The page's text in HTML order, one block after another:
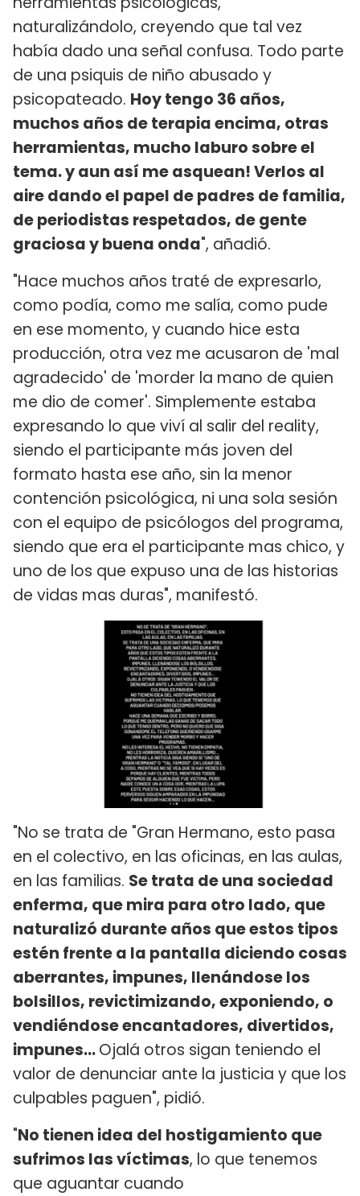
naturalizándolo, creyendo que tal vez
había dado una señal confusa. Todo parte
de una psiquis de niño abusado y
psicopateado. Hoy tengo 36 años,
muchos años de terapia encima, otras
herramientas, mucho laburo sobre el
tema. y aun así me asquean! Verlos al
aire dando el papel de padres de familia,
de periodistas respetados, de gente
graciosa y buena onda", añadió.
"Hace muchos años traté de expresarlo,
como podía, como me salía, como pude
en ese momento, y cuando hice esta
producción, otra vez me acusaron de 'mal
agradecido' de 'morder la mano de quien
me dio de comer'. Simplemente estaba
expresando lo que viví al salir del reality,
siendo el participante más joven del
formato hasta ese año, sin la menor
contención psicológica, ni una sola sesión
con el equipo de psicólogos del programa,
siendo que era el participante mas chico, y
uno de los que expuso una de las historias
de vidas mas duras", manifestó.
"No se trata de "Gran Hermano, esto pasa
en el colectivo, en las oficinas, en las aulas,
en las familias. Se trata de una sociedad
enferma, que mira para otro lado, que
naturalizó durante años que estos tipos
estén frente a la pantalla diciendo cosas
aberrantes, impunes, llenándose los
bolsillos, revictimizando, exponiendo, o
vendiéndose encantadores, divertidos,
impunes...Ojalá otros sigan teniendo el
valor de denunciar ante la justicia y que los
culpables paguen", pidió.
"No tienen idea del hostigamiento que
sufrimos las víctimas, lo que tenemos
que aguantar cuando